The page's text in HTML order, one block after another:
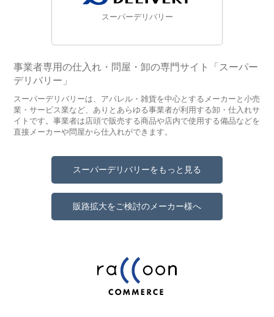
スーパーデリバリー
事業者専用の仕入れ・問屋・卸の専門サイト「スーパー
デリバリー」
スーパーデリバリーは、アパレル・雑貨を中心とするメーカーと小売
業・サービス業など、ありとあらゆる事業者が利用する卸・仕入れサ
イトです。事業者は店頭で販売する商品や店内で使用する備品などを
直接メーカーや問屋から仕入れができます。
スーパーデリバリーをもっと見る
販路拡大をご検討のメーカー様へ